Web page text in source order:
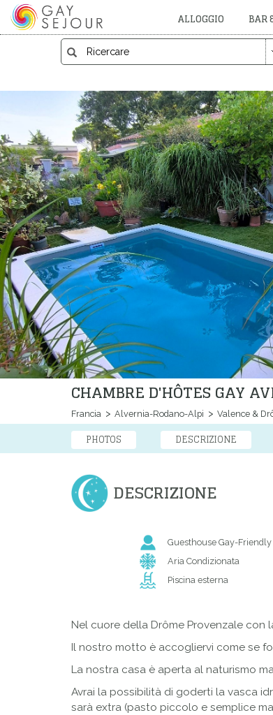
ALLOGGIO BAR
CHAMBRE D'HÔTES GAY
Francia Alvernia-Rodano-Alpi Valence &
PHOTOS DESCRIZIONE
DESCRIZIONE
Guesthouse Gay-Friendly
Aria Condizionata
Piscina esterna
Nel cuore della Drôme Provenzale con
Il nostro motto è accogliervi come se
La nostra casa è aperta al naturismo
Avrai la possibilità di goderti la vasca
sarà extra (pasto piccolo e semplice